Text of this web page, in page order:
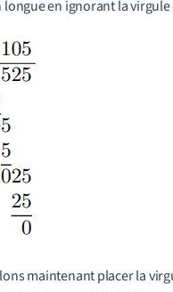
en ignorant la
maintenant placer la